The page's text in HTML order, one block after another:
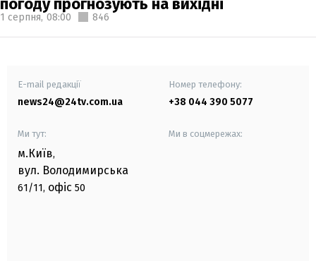
1 серпня, 08:00 846
E-mail редакції
news24@24tv.com.ua
Номер телефону:
+38 044 390 5077
Ми тут:
м.Київ,
вул. Володимирська
61/11, офіс 50
Ми в соцмережах: